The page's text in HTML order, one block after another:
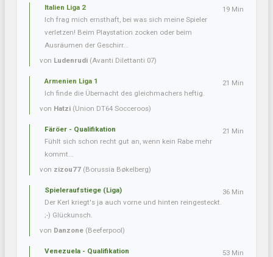
Italien Liga 2
Ich frag mich ernsthaft, bei was sich meine Spieler
verletzen! Beim Playstation zocken oder beim
Ausräumen der Geschirr...
von Ludenrudi (Avanti Dilettanti 07)
19 Min
Armenien Liga 1
Ich finde die Übernacht des gleichmachers heftig.
von Hatzi (Union DT64 Socceroos)
21 Min
Färöer - Qualifikation
Fühlt sich schon recht gut an, wenn kein Rabe mehr
kommt...
von zizou77 (Borussia Bøkelberg)
21 Min
Spieleraufstiege (Liga)
Der Kerl kriegt's ja auch vorne und hinten reingesteckt.
;-) Glückunsch.
von Danzone (Beeferpool)
36 Min
Venezuela - Qualifikation
53 Min